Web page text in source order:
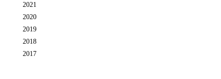
2021
2020
2019
2018
2017